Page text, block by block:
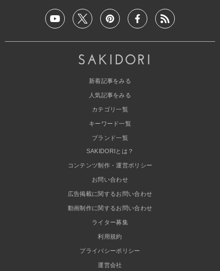
新着記事をみる
人気記事をみる
カテゴリ一覧
キーワード一覧
ブランド一覧
SAKIDORIとは？
コンテンツ制作・運営ポリシー
お問い合わせ
広告掲載に関するお問い合わせ
動画制作に関するお問い合わせ
ライター募集
利用規約
プライバシーポリシー
運営会社